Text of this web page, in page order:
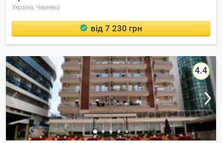
Україна, Чернівці
від 7 230 грн
4.4